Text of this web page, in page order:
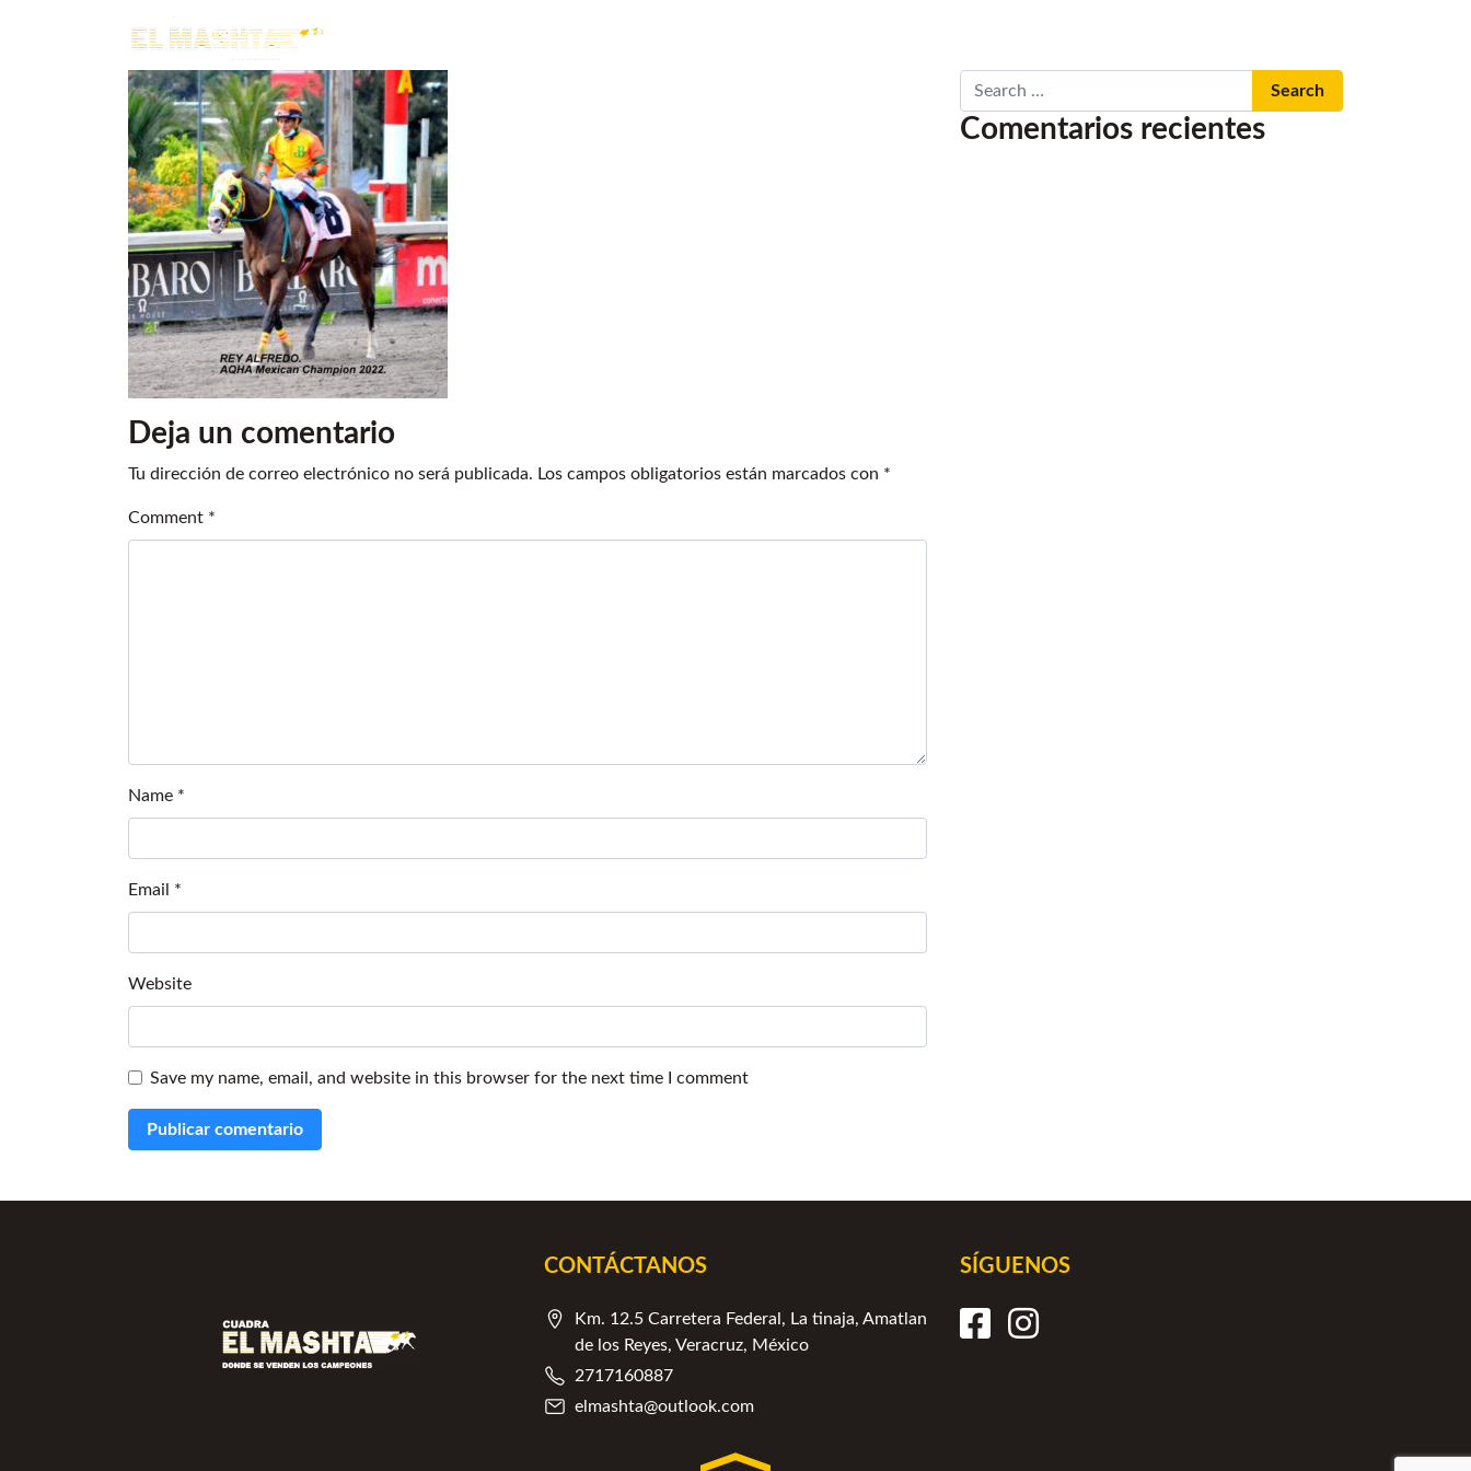
Main Navigation
Deja un comentario
Tu dirección de correo electrónico no será publicada. Los campos obligatorios están marcados con *
Comment *
Name *
Email *
Website
Save my name, email, and website in this browser for the next time I comment
Search
Comentarios recientes
CONTÁCTANOS
Km. 12.5 Carretera Federal, La tinaja, Amatlan
de los Reyes, Veracruz, México
2717160887
elmashta@outlook.com
SÍGUENOS